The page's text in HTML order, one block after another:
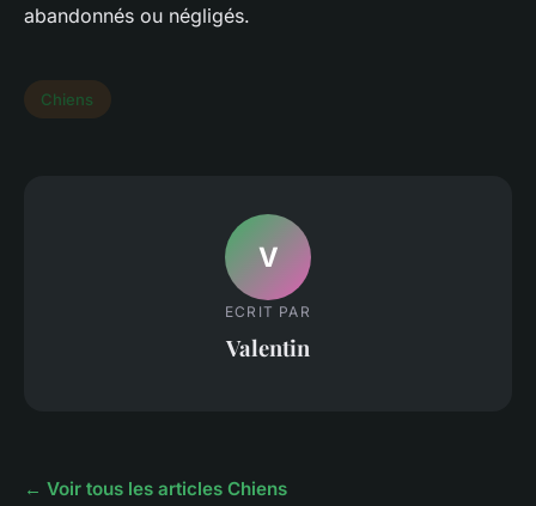
abandonnés ou négligés.
Chiens
V
ECRIT PAR
Valentin
← Voir tous les articles Chiens